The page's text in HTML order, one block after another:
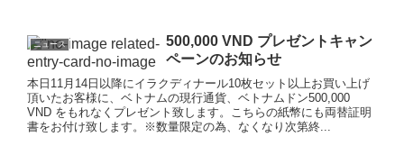
ニュース
500,000 VND プレゼントキャン
ペーンのお知らせ
本日11月14日以降にイラクディナール10枚セット以上お買い上げ
頂いたお客様に、ベトナムの現行通貨、ベトナムドン500,000
VND をもれなくプレゼント致します。こちらの紙幣にも両替証明
書をお付け致します。※数量限定の為、なくなり次第終...